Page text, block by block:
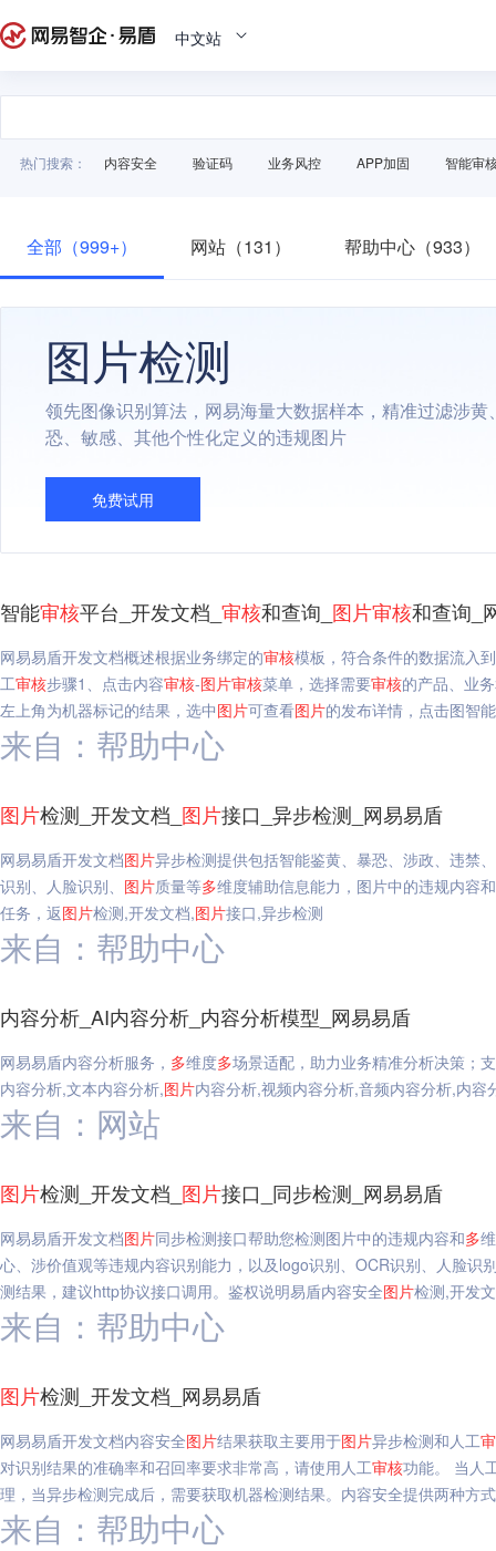
中文站
热门搜索： 内容安全 验证码 业务风控 APP加固 智能审
全部（999+） 网站（131） 帮助中心（933）
图片检测
领先图像识别算法，网易海量大数据样本，精准过滤涉黄
恐、敏感、其他个性化定义的违规图片
免费试用
智能审核平台_开发文档_ 审核和查询_ 图片审核和查询_
网易易盾开发文档概述根据业务绑定的审核模板，符合条件的数据流入到
工审核步骤1、点击内容审核-图片审核菜单，选择需要审核的产品、业
左上角为机器标记的结果，选中图片可查看图片的发布详情，点击图智能
来自：帮助中心
图片检测_开发文档_ 图片接口_异步检测_网易易盾
网易易盾开发文档图片异步检测提供包括智能鉴黄、暴恐、涉政、违禁
识别、人脸识别、 图片质量等多维度辅助信息能力，图片中的违规内容和
任务，返图片检测,开发文档,图片接口,异步检测
来自：帮助中心
内容分析_AI内容分析_内容分析模型_网易易盾
网易易盾内容分析服务， 多维度多场景适配，助力业务精准分析决策；
内容分析,文本内容分析,图片内容分析,视频内容分析,音频内容分析,内
来自：网站
图片检测_开发文档_ 图片接口_同步检测_网易易盾
网易易盾开发文档图片同步检测接口帮助您检测图片中的违规内容和多
心、涉价值观等违规内容识别能力，以及logo识别、OCR识别、人脸识
测结果，建议http协议接口调用。鉴权说明易盾内容安全图片检测,开发
来自：帮助中心
图片检测_开发文档_网易易盾
网易易盾开发文档内容安全图片结果获取主要用于图片异步检测和人工
对识别结果的准确率和召回率要求非常高，请使用人工审核功能。 当人
理，当异步检测完成后，需要获取机器检测结果。内容安全提供两种方
来自：帮助中心